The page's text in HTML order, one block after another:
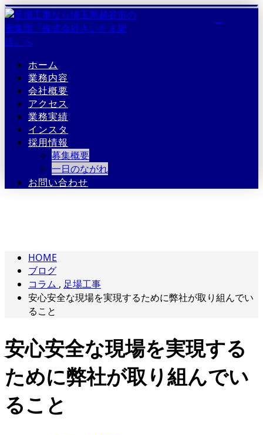
ホーム
業務内容
会社概要
アクセス
業務実績
インスタ
採用情報
募集概要
一日のながれ
お問い合わせ
HOME
ブログ
コラム , 足場工事
安心安全な現場を実現するために弊社が取り組んでい
ること
安心安全な現場を実現する
ために弊社が取り組んでい
ること